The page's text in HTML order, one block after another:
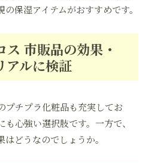
保湿アイテムがおすすめです。
市販品の効果・
アルに検証
プチプラ化粧品も充実してお
心強い選択肢です。一方で、
どうなのでしょうか。